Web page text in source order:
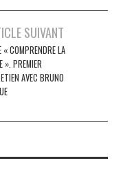
SUIVANT
« COMPRENDRE LA
». PREMIER
AVEC BRUNO